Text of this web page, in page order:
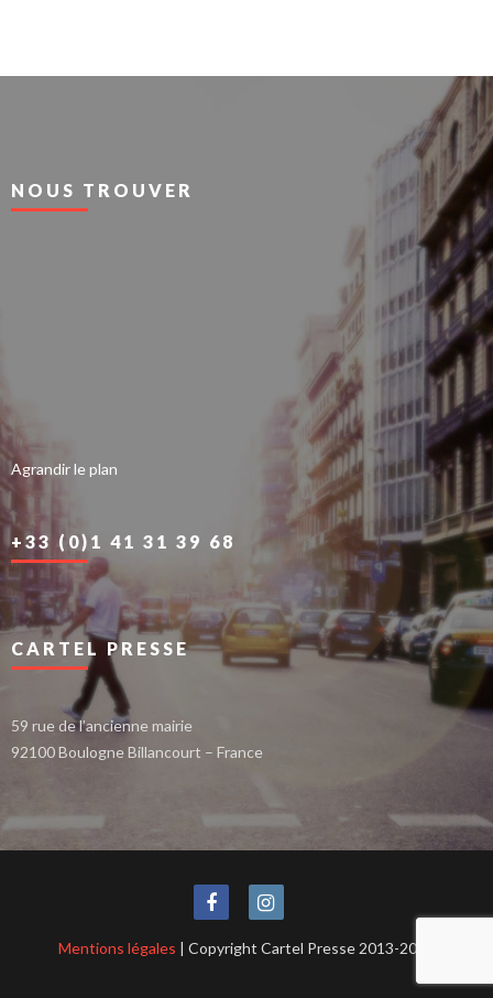
NOUS TROUVER
Agrandir le plan
+33 (0)1 41 31 39 68
CARTEL PRESSE
59 rue de l’ancienne mairie
92100 Boulogne Billancourt – France
Mentions légales | Copyright Cartel Presse 2013-2021